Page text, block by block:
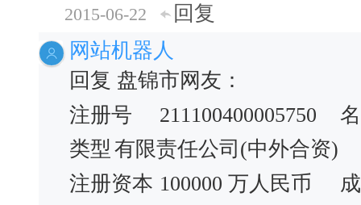
2015-06-22
回复
网站机器人
回复 盘锦市网友：
注册号
211100400005750
类型 有限责任公司(中外合资)
注册资本 100000 万人民币